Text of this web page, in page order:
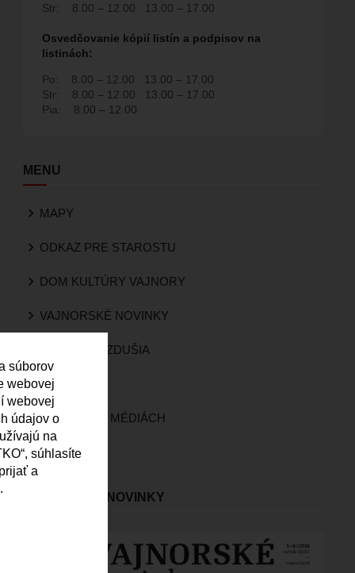
Str:
8.00 – 12.00 13.00 – 17.00
Osvedčovanie kópií listín a podpisov na
listinách:
Po: 8.00 – 12.00
13.00 – 17.00
Str:
8.00 – 12.00
13.00 – 17.00
Pia:
8.00 – 12.00
MENU
MAPY
ODKAZ PRE STAROSTU
DOM KULTÚRY VAJNORY
VAJNORSKÉ NOVINKY
KVALITA OVZDUŠIA
KAMERY
VAJNORY V MÉDIÁCH
ROZHLAS
VAJNORSKÉ NOVINKY
súborov
webovej
webovej
údajov o
na
súhlasíte
a